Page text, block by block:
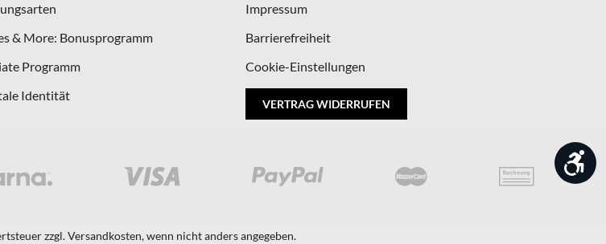
& More: Bonusprogramm
Programm
Identität
Impressum
Barrierefreiheit
Cookie-Einstellungen
VERTRAG WIDERRUFEN
zzgl. Versandkosten, wenn nicht anders angegeben.